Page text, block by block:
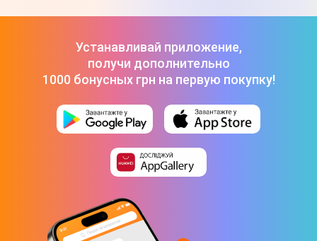
Устанавливай приложение,
получи дополнительно
1000 бонусных грн на первую покупку!